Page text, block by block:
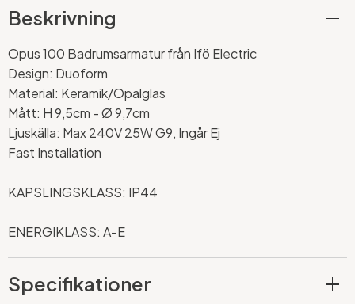
Beskrivning
Opus 100 Badrumsarmatur från Ifö Electric
Design: Duoform
Material: Keramik/Opalglas
Mått: H 9,5cm -Ø 9,7cm
Ljuskälla: Max 240V 25W G9, Ingår Ej
Fast Installation
KAPSLINGSKLASS: IP44
ENERGIKLASS: A-E
Specifikationer